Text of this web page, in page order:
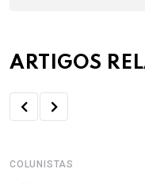
ARTIGOS
COLUNISTAS